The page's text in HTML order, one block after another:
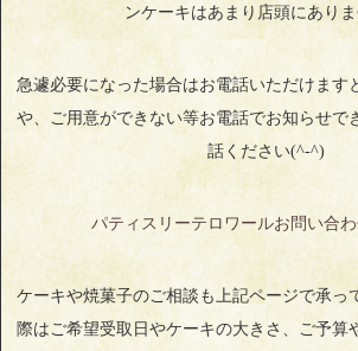
ンケーキはあまり店頭にありま
急遽必要になった場合はお電話いただけます
や、ご用意ができない等お電話でお知らせで
話ください(^-^)
パティスリーテロワールお問い合
ケーキや焼菓子のご相談も上記ページで承っ
際はご希望受取日やケーキの大きさ、ご予算